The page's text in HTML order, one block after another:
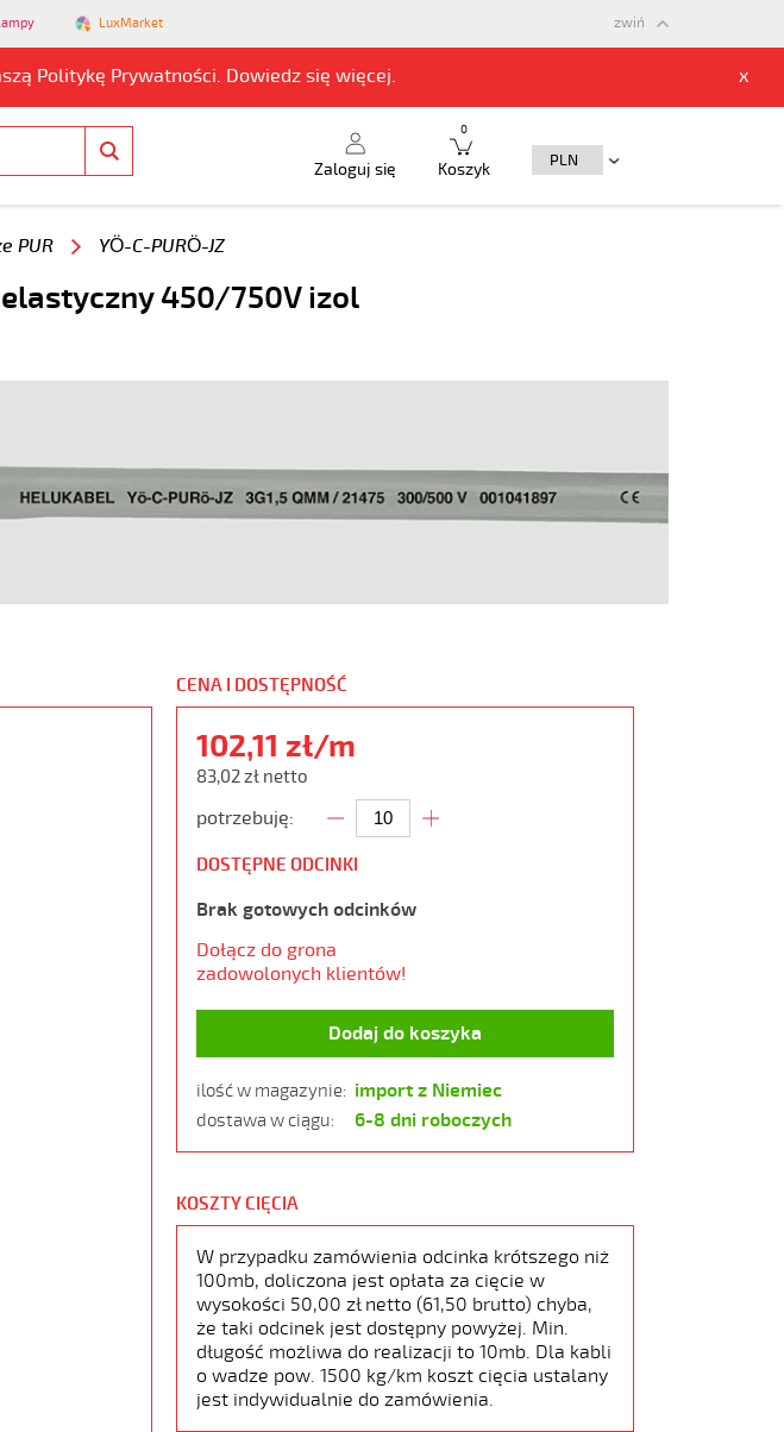
LuxMarket
Politykę Prywatności. Dowiedz się więcej. x
zwiń
Zaloguj się Koszyk
0
PUR YÖ-C-PURÖ-JZ
elastyczny 450/750V izol
CENA I DOSTĘPNOŚĆ
102,11 zł/m
83,02 zł netto
potrzebuję:
DOSTĘPNE ODCINKI
Brak gotowych odcinków
Dołącz do grona
zadowolonych klientów!
Dodaj do koszyka
ilość w magazynie: import z Niemiec
dostawa w ciągu: 6-8 dni roboczych
KOSZTY CIĘCIA
W przypadku zamówienia odcinka krótszego niż
100mb, doliczona jest opłata za cięcie w
wysokości 50,00 zł netto (61,50 brutto) chyba,
że taki odcinek jest dostępny powyżej. Min.
długość możliwa do realizacji to 10mb. Dla kabli
o wadze pow. 1500 kg/km koszt cięcia ustalany
jest indywidualnie do zamówienia.